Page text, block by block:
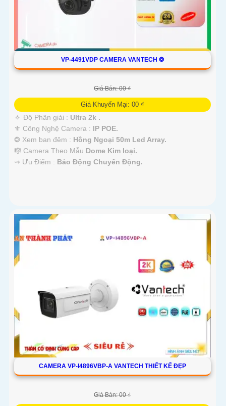
VP-4491VDP CAMERA VANTECH ❂
Giá Bán: 00 ₫
Giá Khuyến Mại: 00 ₫
🔅 Độ Phân giải : Ultra 2k .
⚜️ Công Nghệ Camera : IP POE.
❂ Xem ban đêm : Hồng Ngoại 50m Led Array.
🎼️ Camera Theo Mẫu Dome Kim loại.
️⇝ Ưu Điểm : Báo Động Chuyển Động.
CAMERA VP-I4896VBP-A VANTECH THIẾT KẾ ĐẸP
Giá Bán: 00 ₫